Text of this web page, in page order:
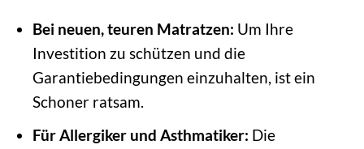
Bei neuen, teuren Matratzen: Um Ihre
Investition zu schützen und die
Garantiebedingungen einzuhalten, ist ein
Schoner ratsam.
Für Allergiker und Asthmatiker: Die